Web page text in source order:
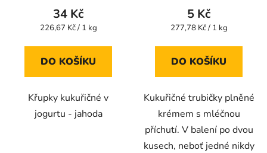
produktu
je
z
34 Kč
Měrná
226,67 Kč / 1 kg
DO KOŠÍKU
Křupky kukuřičné v
jogurtu - jahoda
produktu
je
z
5 Kč
Měrná
277,78 Kč / 1 kg
DO KOŠÍKU
Kukuřičné trubičky plněné
krémem s mléčnou
příchutí. V balení po dvou
kusech, neboť jedné nikdy